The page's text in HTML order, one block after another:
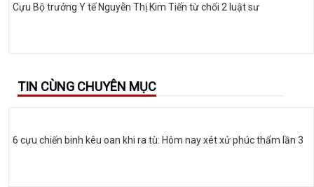
Cựu Bộ trưởng Y tế Nguyễn Thị Kim Tiến từ chối 2 luật sư
TIN CÙNG CHUYÊN MỤC
6 cựu chiến binh kêu oan khi ra tù: Hôm nay xét xử phúc thẩm lần 3